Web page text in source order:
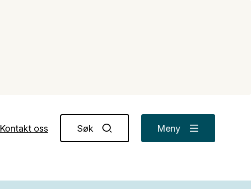
Kontakt oss Søk Meny